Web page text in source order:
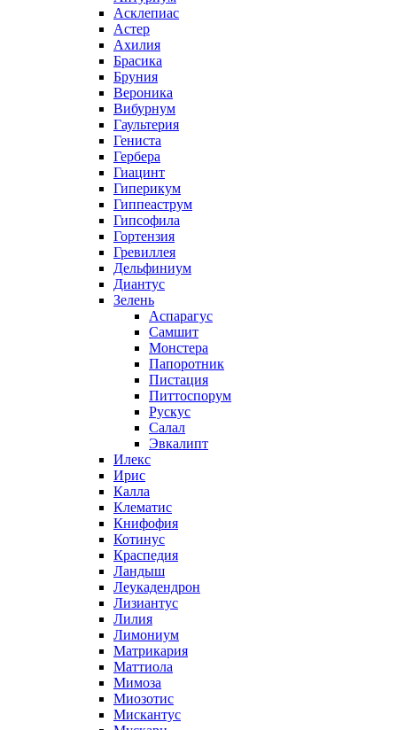
Асклепиас
Астер
Ахилия
Брасика
Бруния
Вероника
Вибурнум
Гаультерия
Гениста
Гербера
Гиацинт
Гиперикум
Гиппеаструм
Гипсофила
Гортензия
Гревиллея
Дельфиниум
Диантус
Зелень
Аспарагус
Самшит
Монстера
Папоротник
Пистация
Питтоспорум
Рускус
Салал
Эвкалипт
Илекс
Ирис
Калла
Клематис
Книфофия
Котинус
Краспедия
Ландыш
Леукадендрон
Лизиантус
Лилия
Лимониум
Матрикария
Маттиола
Мимоза
Миозотис
Мискантус